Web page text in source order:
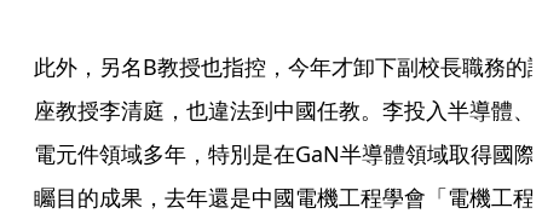
此外，另名B教授也指控，今年才卸下副校長職務的
座教授李清庭，也違法到中國任教。李投入半導體、
電元件領域多年，特別是在GaN半導體領域取得國際
矚目的成果，去年還是中國電機工程學會「電機工程